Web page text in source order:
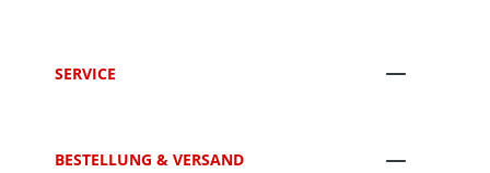
SERVICE
BESTELLUNG & VERSAND